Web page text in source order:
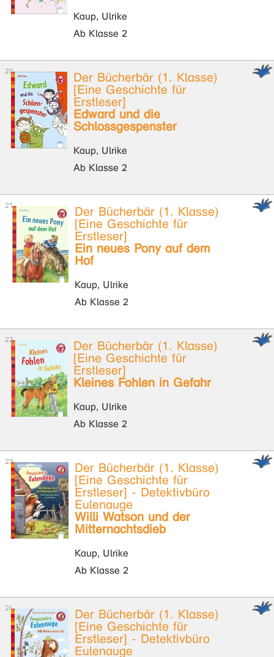
Kaup, Ulrike
Ab Klasse 2
Der Bücherbär (1. Klasse)
[Eine Geschichte für
Erstleser]
Edward und die
Schlossgespenster
Kaup, Ulrike
Ab Klasse 2
Der Bücherbär (1. Klasse)
[Eine Geschichte für
Erstleser]
Ein neues Pony auf dem
Hof
Kaup, Ulrike
Ab Klasse 2
Der Bücherbär (1. Klasse)
[Eine Geschichte für
Erstleser]
Kleines Fohlen in Gefahr
Kaup, Ulrike
Ab Klasse 2
Der Bücherbär (1. Klasse)
[Eine Geschichte für
Erstleser] - Detektivbüro
Eulenauge
Willi Watson und der
Mitternachtsdieb
Kaup, Ulrike
Ab Klasse 2
Der Bücherbär (1. Klasse)
[Eine Geschichte für
Erstleser] - Detektivbüro
Eulenauge